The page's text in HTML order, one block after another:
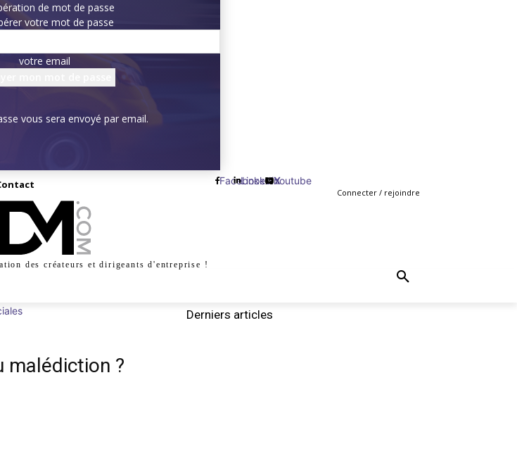
de mot de passe
votre mot de passe
votre email
vous sera envoyé par email.
Facebook
Linkedin
X
Youtube
Connecter / rejoindre
des créateurs et dirigeants d'entreprise !
malédiction ?
Derniers articles